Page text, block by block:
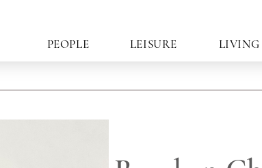
PEOPLE LEISURE LIVING